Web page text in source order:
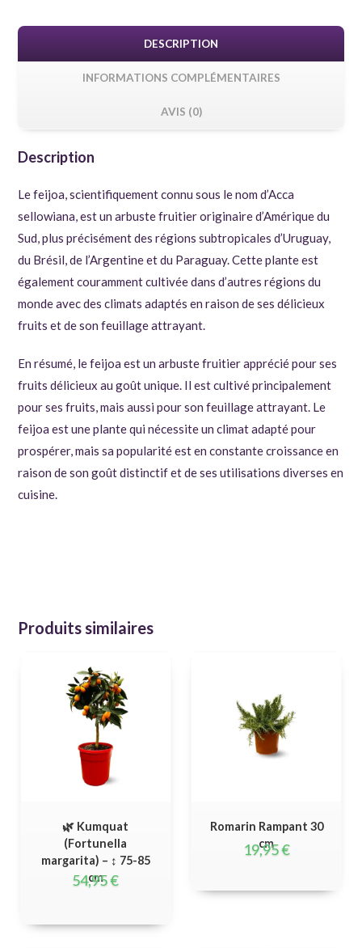
DESCRIPTION
INFORMATIONS COMPLÉMENTAIRES
AVIS (0)
Description
Le feijoa, scientifiquement connu sous le nom d’Acca
sellowiana, est un arbuste fruitier originaire d’Amérique du
Sud, plus précisément des régions subtropicales d’Uruguay,
du Brésil, de l’Argentine et du Paraguay. Cette plante est
également couramment cultivée dans d’autres régions du
monde avec des climats adaptés en raison de ses délicieux
fruits et de son feuillage attrayant.
En résumé, le feijoa est un arbuste fruitier apprécié pour ses
fruits délicieux au goût unique. Il est cultivé principalement
pour ses fruits, mais aussi pour son feuillage attrayant. Le
feijoa est une plante qui nécessite un climat adapté pour
prospérer, mais sa popularité est en constante croissance en
raison de son goût distinctif et de ses utilisations diverses en
cuisine.
Produits similaires
🌿 Kumquat
(Fortunella
margarita) – ↕ 75-85
cm
54,95€
Romarin Rampant 30
cm
19,95€